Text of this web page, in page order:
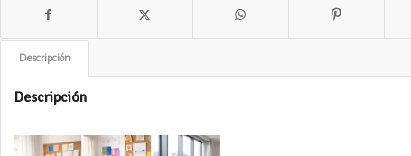
Descripción
Descripción